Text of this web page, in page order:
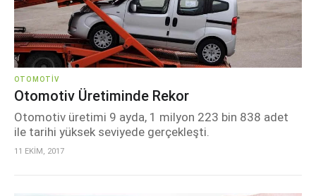
OTOMOTIV
Otomotiv Üretiminde Rekor
Otomotiv üretimi 9 ayda, 1 milyon 223 bin 838 adet
ile tarihi yüksek seviyede gerçekleşti.
11 EKİM, 2017